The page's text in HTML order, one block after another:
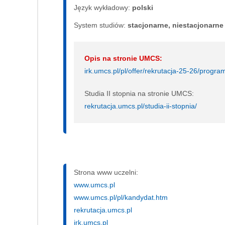
Język wykładowy: polski
System studiów: sta­cjo­nar­ne, nie­sta­cjo­nar­ne
Opis na stronie UMCS:
irk.umcs.pl/pl/offer/rekrutacja-25-26/
Studia II stopnia na stronie UMCS:
rekrutacja.umcs.pl/studia-ii-stopnia/
Strona www uczelni:
www.umcs.pl
www.umcs.pl/pl/kandydat.htm
rekrutacja.umcs.pl
irk.umcs.pl